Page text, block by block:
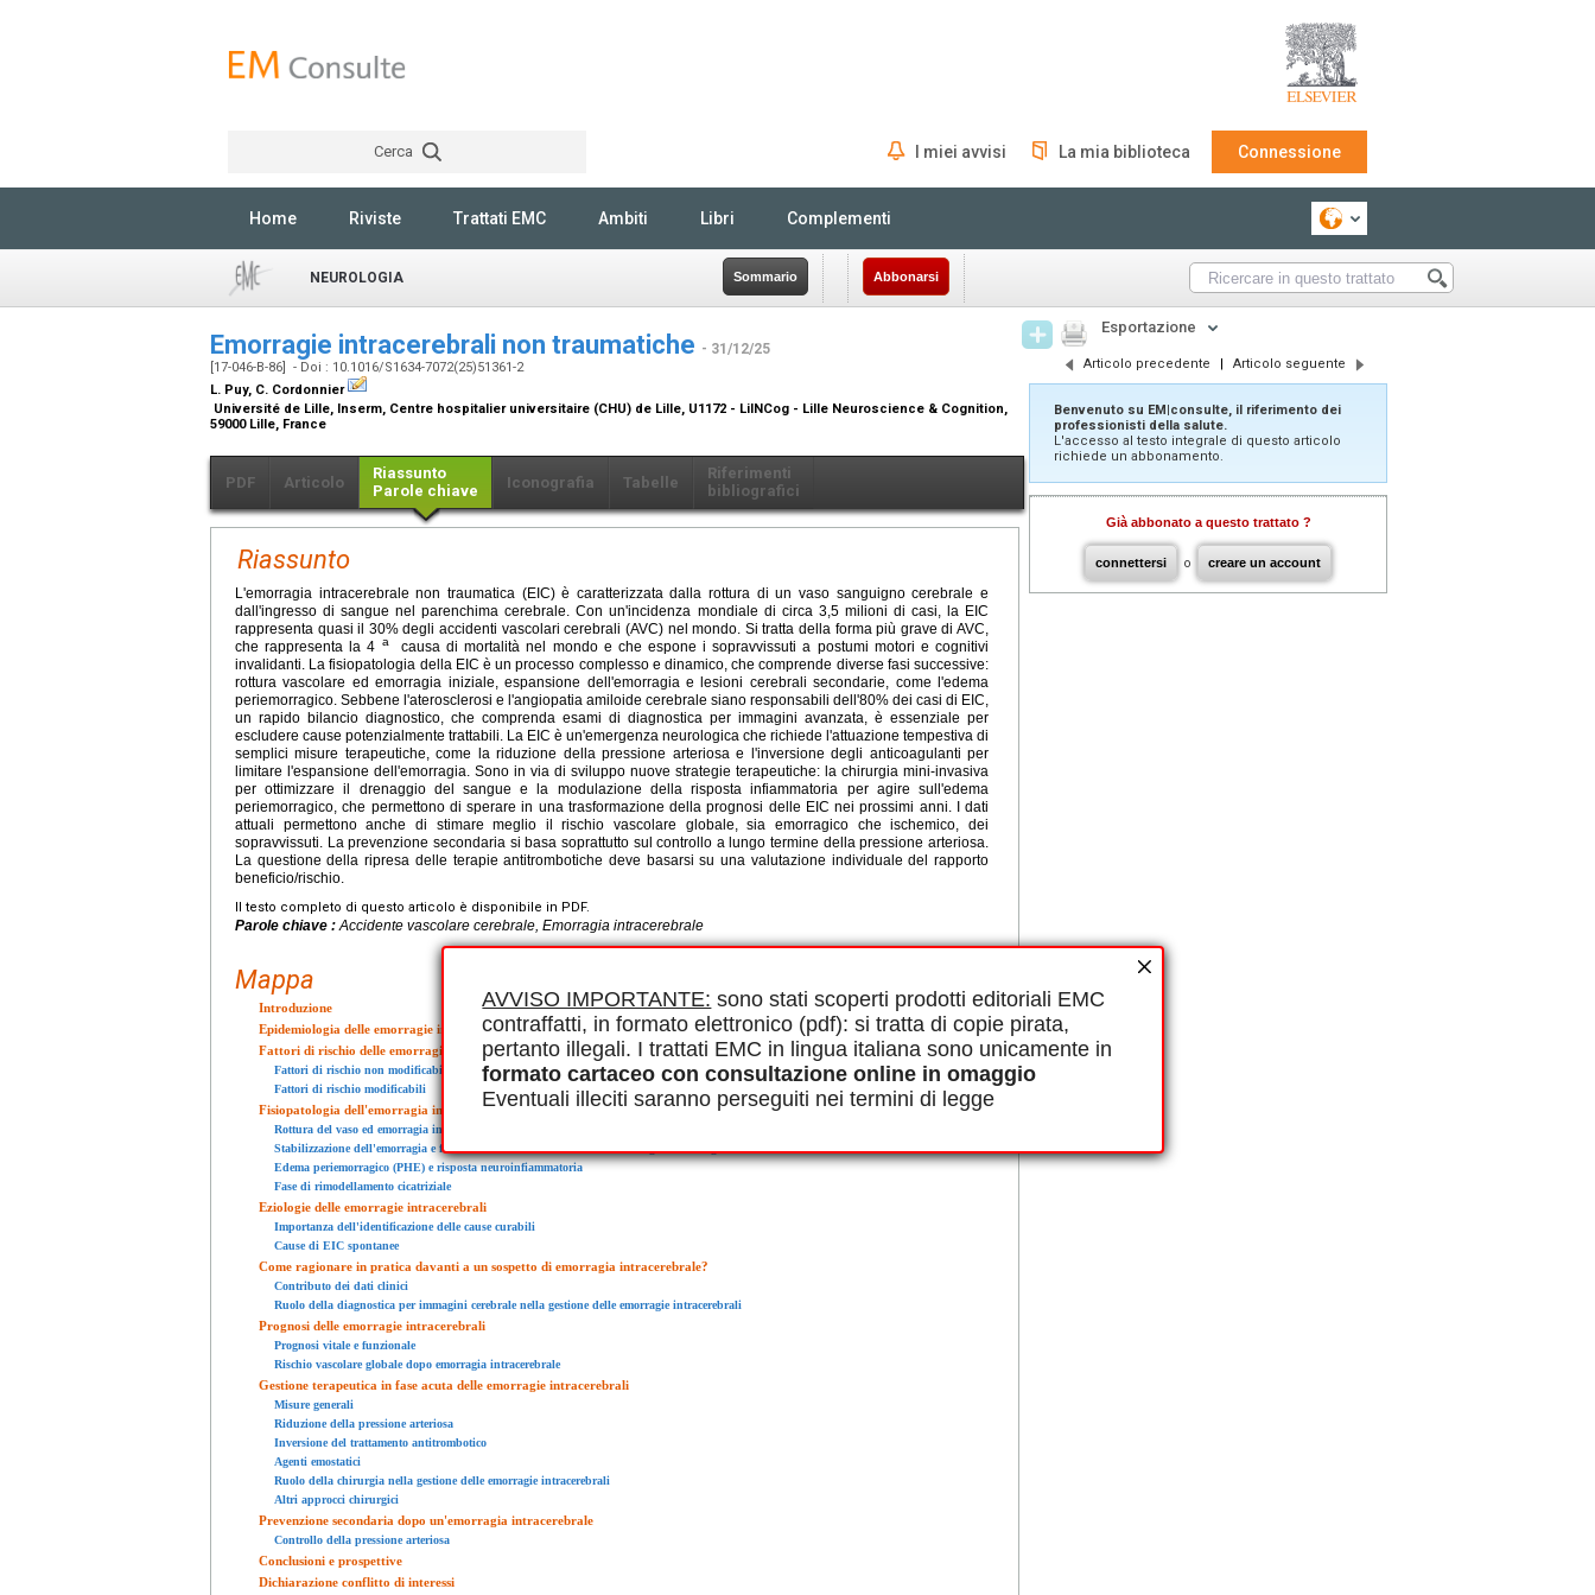
AVVISO IMPORTANTE: sono stati scoperti prodotti editoriali EMC
contraffatti, in formato elettronico (pdf): si tratta di copie pirata,
pertanto illegali. I trattati EMC in lingua italiana sono unicamente in
formato cartaceo con consultazione online in omaggio
Eventuali illeciti saranno perseguiti nei termini di legge
Cerca I miei avvisi La mia biblioteca Connessione
Home Riviste Trattati EMC Ambiti Libri Complementi
NEUROLOGIA Sommario Abbonarsi
Emorragie intracerebrali non traumatiche - 31/12/25
[17-046-B-86] - Doi : 10.1016/S1634-7072(25)51361-2
L. Puy, C. Cordonnier
Université de Lille, Inserm, Centre hospitalier universitaire (CHU) de Lille, U1172 - LilNCog - Lille Neuroscience & Cognition,
59000 Lille, France
PDF Articolo
Riassunto
Parole chiave
Iconografia Tabelle
Riferimenti
bibliografici
Riassunto
L'emorragia intracerebrale non traumatica (EIC) è caratterizzata dalla rottura di un vaso sanguigno cerebrale e
dall'ingresso di sangue nel parenchima cerebrale. Con un'incidenza mondiale di circa 3,5 milioni di casi, la EIC
rappresenta quasi il 30% degli accidenti vascolari cerebrali (AVC) nel mondo. Si tratta della forma più grave di AVC,
che rappresenta la 4 acausa di mortalità nel mondo e che espone i sopravvissuti a postumi motori e cognitivi
invalidanti. La fisiopatologia della EIC è un processo complesso e dinamico, che comprende diverse fasi successive:
rottura vascolare ed emorragia iniziale, espansione dell'emorragia e lesioni cerebrali secondarie, come l'edema
periemorragico. Sebbene l'aterosclerosi e l'angiopatia amiloide cerebrale siano responsabili dell'80% dei casi di EIC,
un rapido bilancio diagnostico, che comprenda esami di diagnostica per immagini avanzata, è essenziale per
escludere cause potenzialmente trattabili. La EIC è un'emergenza neurologica che richiede l'attuazione tempestiva di
semplici misure terapeutiche, come la riduzione della pressione arteriosa e l'inversione degli anticoagulanti per
limitare l'espansione dell'emorragia. Sono in via di sviluppo nuove strategie terapeutiche: la chirurgia mini-invasiva
per ottimizzare il drenaggio del sangue e la modulazione della risposta infiammatoria per agire sull'edema
periemorragico, che permettono di sperare in una trasformazione della prognosi delle EIC nei prossimi anni. I dati
attuali permettono anche di stimare meglio il rischio vascolare globale, sia emorragico che ischemico, dei
sopravvissuti. La prevenzione secondaria si basa soprattutto sul controllo a lungo termine della pressione arteriosa.
La questione della ripresa delle terapie antitrombotiche deve basarsi su una valutazione individuale del rapporto
beneficio/rischio.
Il testo completo di questo articolo è disponibile in PDF.
Parole chiave : Accidente vascolare cerebrale, Emorragia intracerebrale
Mappa
Introduzione
Epidemiologia delle emorragie intracerebrali
Fattori di rischio delle emorragie intracerebrali
Fattori di rischio non modificabili
Fattori di rischio modificabili
Fisiopatologia dell'emorragia intracerebrale
Rottura del vaso ed emorragia iniziale
Stabilizzazione dell'emorragia e formazione di un ematoma, chiamato coagulo emorragico
Edema periemorragico (PHE) e risposta neuroinfiammatoria
Fase di rimodellamento cicatriziale
Eziologie delle emorragie intracerebrali
Importanza dell'identificazione delle cause curabili
Cause di EIC spontanee
Come ragionare in pratica davanti a un sospetto di emorragia intracerebrale?
Contributo dei dati clinici
Ruolo della diagnostica per immagini cerebrale nella gestione delle emorragie intracerebrali
Prognosi delle emorragie intracerebrali
Prognosi vitale e funzionale
Rischio vascolare globale dopo emorragia intracerebrale
Gestione terapeutica in fase acuta delle emorragie intracerebrali
Misure generali
Riduzione della pressione arteriosa
Inversione del trattamento antitrombotico
Agenti emostatici
Ruolo della chirurgia nella gestione delle emorragie intracerebrali
Altri approcci chirurgici
Prevenzione secondaria dopo un'emorragia intracerebrale
Controllo della pressione arteriosa
Conclusioni e prospettive
Dichiarazione conflitto di interessi
Esportazione
Articolo precedente | Articolo seguente
Benvenuto su EM|consulte, il riferimento dei
professionisti della salute.
L'accesso al testo integrale di questo articolo
richiede un abbonamento.
Già abbonato a questo trattato ?
connettersi o creare un account